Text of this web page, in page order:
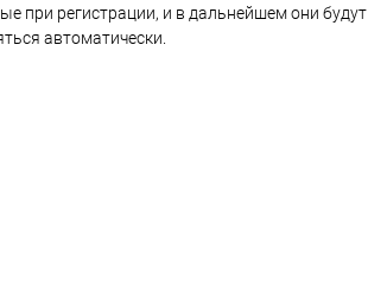
при регистрации, и в дальнейшем они будут
автоматически.